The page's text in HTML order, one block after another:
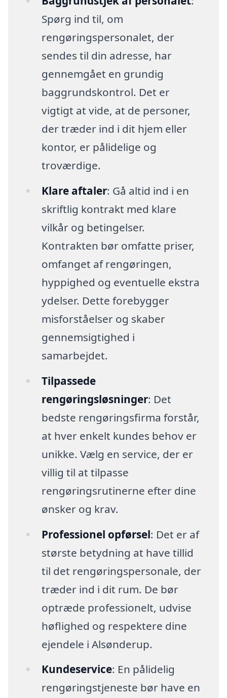
Spørg ind til, om
rengøringspersonalet, der
sendes til din adresse, har
gennemgået en grundig
baggrundskontrol. Det er
vigtigt at vide, at de personer,
der træder ind i dit hjem eller
kontor, er pålidelige og
troværdige.
Klare aftaler: Gå altid ind i en
skriftlig kontrakt med klare
vilkår og betingelser.
Kontrakten bør omfatte priser,
omfanget af rengøringen,
hyppighed og eventuelle ekstra
ydelser. Dette forebygger
misforståelser og skaber
gennemsigtighed i
samarbejdet.
Tilpassede
rengøringsløsninger: Det
bedste rengøringsfirma forstår,
at hver enkelt kundes behov er
unikke. Vælg en service, der er
villig til at tilpasse
rengøringsrutinerne efter dine
ønsker og krav.
Professionel opførsel: Det er af
største betydning at have tillid
til det rengøringspersonale, der
træder ind i dit rum. De bør
optræde professionelt, udvise
høflighed og respektere dine
ejendele i Alsønderup.
Kundeservice: En pålidelig
rengøringstjeneste bør have en